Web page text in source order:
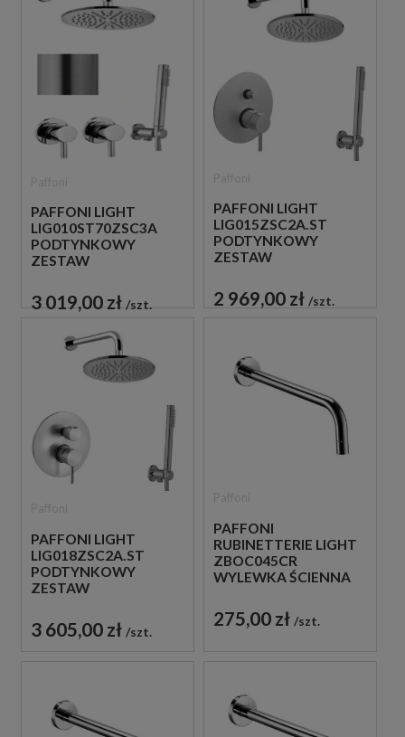
PAFFONI LIGHT
LIG010ST70ZSC3A
PODTYNKOWY
ZESTAW
SZCZOTKOWANA
3 019,00 zł szt.
PAFFONI LIGHT
LIG015ZSC2A.ST
PODTYNKOWY
ZESTAW
SZCZOTKOWANA
2 969,00 zł szt.
PAFFONI LIGHT
LIG018ZSC2A.ST
PODTYNKOWY
ZESTAW
SZCZOTKOWANA
3 605,00 zł szt.
PAFFONI
RUBINETTERIE LIGHT
ZBOC045CR
WYLEWKA ŚCIENNA
275,00 zł szt.